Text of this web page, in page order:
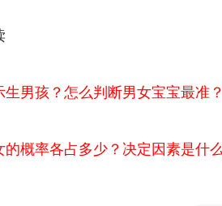
男孩？怎么判断男女宝宝最准？
的概率各占多少？决定因素是什